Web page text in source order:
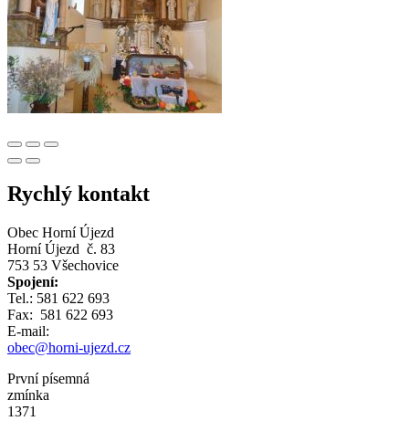
Rychlý kontakt
Obec Horní Újezd
Horní Újezd č. 83
753 53 Všechovice
Spojení:
Tel.: 581 622 693
Fax: 581 622 693
E-mail:
obec@horni-ujezd.cz
První písemná
zmínka
1371